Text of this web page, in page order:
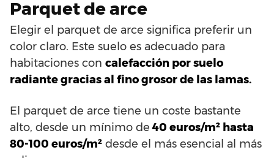
Parquet de arce
Elegir el parquet de arce significa preferir un
color claro. Este suelo es adecuado para
habitaciones con calefacción por suelo
radiante gracias al fino grosor de las lamas.
El parquet de arce tiene un coste bastante
alto, desde un mínimo de 40 euros/m² hasta
80-100 euros/m² desde el más esencial al más